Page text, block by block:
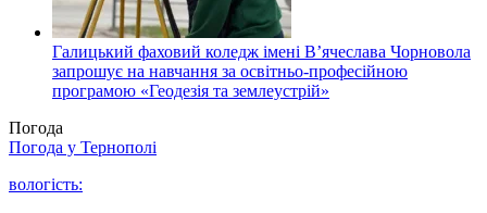
Галицький фаховий коледж імені В’ячеслава Чорновола
запрошує на навчання за освітньо-професійною
програмою «Геодезія та землеустрій»
Погода
Погода у Тернополі
вологість: